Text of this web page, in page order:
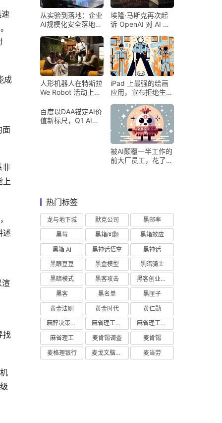
成
面
非
上
述
找
从实验到落地：企业
AI规模化安全落地的
埃隆·马斯克再次起
诉 OpenAI 对 AI 行
人形机器人在特斯拉
We Robot 活动上为
iPad 上最强的绘画
应用，宣布拒绝生成
百度以DAA锚定AI价
值新标尺，Q1 AI营
被AI颠覆一半工作的
前大厂员工，花了8
热门标签
龙与地下城 默克公司
黑邮率
黑莓
黑箱问题
黑箱效应
黑箱 AI
黑神话悟空
黑神话
黑眼豆豆
黑盒模型
黑暗骑士
黑暗模式
黑客攻击
黑客创业主义
黑客
黑名单
黑匣子
黄金法则
黄金时代
黄仁勋
麻醉决策支持
麻省理工学院研究
麻省理工学院
麻省理工
麦肯锡调查
麦肯锡
麦格理银行
麦戈文脑研究所 麦当劳